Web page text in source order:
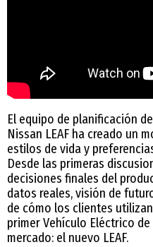
El equipo de planificación
Nissan LEAF ha creado un
estilos de vida y
Desde las primeras
decisiones finales del
datos reales, visión de
de cómo los clientes
primer Vehículo Eléctrico
mercado: el nuevo LEAF.